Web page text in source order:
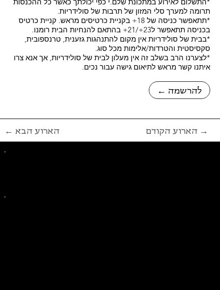
← להרשמה
תרומה למערך סלי המזון של תרבות של סולידריות.
*תתאפשר כניסה של 18+ בקניית כרטיסים מראש. קניית כרטיס
בכניסה תתאפשר ל23+/21+ בהתאם להנחיות הבית רומנו.
*בבית של סולידריות אין מקום להתנהגות גזענית, טרנספובית,
סקסיסטית והטרדות/אלימות מכל סוג.
*לצערנו הרב בשלב זה אין מעלון לבית של סולידריות, אך אנא צרו
איתנו קשר מראש לתיאום גישה עבור נכים.
← הארוע הבא הארוע הקודם →